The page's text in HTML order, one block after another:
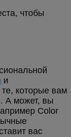
чтобы
и
которые вам
А может, вы
Color
вас